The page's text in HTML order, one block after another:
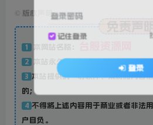
版权声明
免责声明
1 本网站名称：
2 本站永久网址：
3 本站提供的一切软件、素材和内容
的；
4 不得将上述内容用于商业或者非法
户自负。
登录密码
记住登录
登录